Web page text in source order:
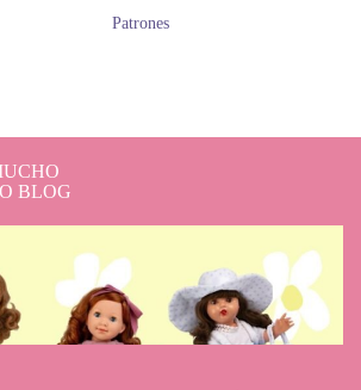
Patrones
BLOG